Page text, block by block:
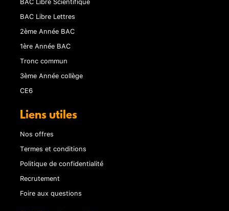
BAC Libre Lettres
2ème Année BAC
1ère Année BAC
Tronc commun
3ème Année collège
CE6
Liens utiles
Nos offres
Termes et conditions
Politique de confidentialité
Recrutement
Foire aux questions